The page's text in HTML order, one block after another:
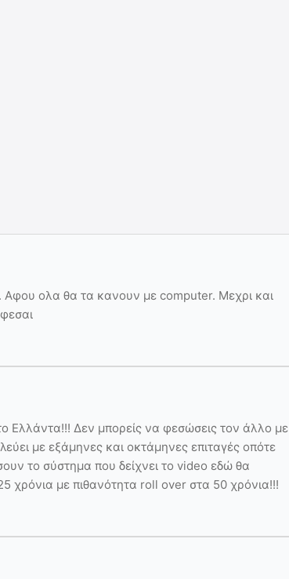
Αφου ολα θα τα κανουν με computer. Μεχρι και
Ελλάντα!!! Δεν μπορείς να φεσώσεις τον άλλο με
με εξάμηνες και οκτάμηνες επιταγές οπότε
το σύστημα που δείχνει το video εδώ θα
χρόνια με πιθανότητα roll over στα 50 χρόνια!!!